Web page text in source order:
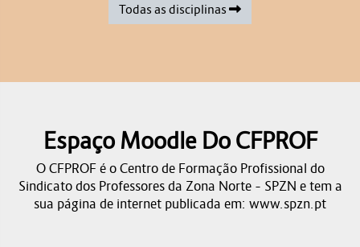
Todas as disciplinas
Espaço Moodle Do CFPROF
O CFPROF é o Centro de Formação Profissional do
Sindicato dos Professores da Zona Norte – SPZN e tem a
sua página de internet publicada em: www.spzn.pt